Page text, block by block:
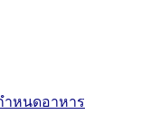
หนดอาหาร